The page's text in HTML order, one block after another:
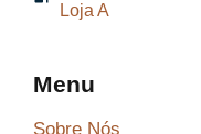
Loja A
Menu
Sobre Nós